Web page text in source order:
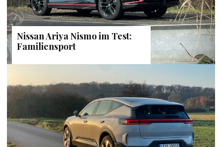
Nissan Ariya Nismo im Test:
Familiensport